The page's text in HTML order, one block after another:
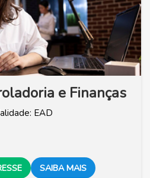
e Finanças
EAD
SAIBA MAIS